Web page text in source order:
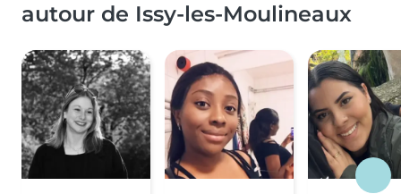
autour de Issy-les-Moulineaux